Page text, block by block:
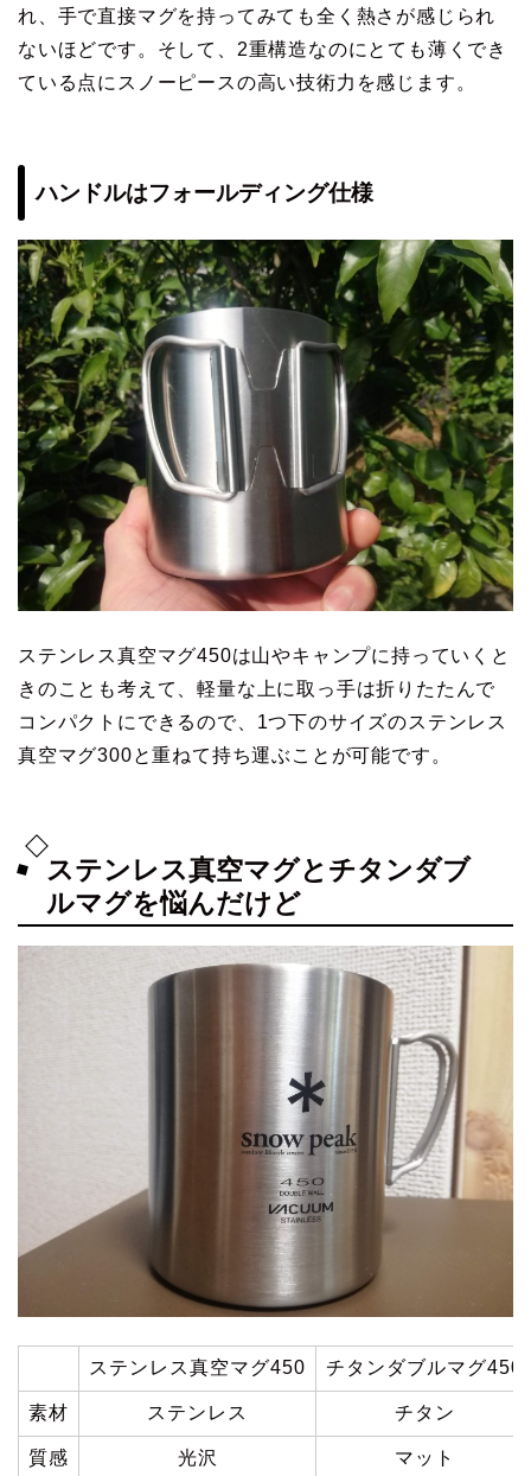
れ、手で直接マグを持ってみても全く熱さが感じられ
ないほどです。そして、2重構造なのにとても薄くでき
ている点にスノーピースの高い技術力を感じます。
ハンドルはフォールディング仕様
ステンレス真空マグ450は山やキャンプに持っていくと
きのことも考えて、軽量な上に取っ手は折りたたんで
コンパクトにできるので、1つ下のサイズのステンレス
真空マグ300と重ねて持ち運ぶことが可能です。
ステンレス真空マグとチタンダブ
ルマグを悩んだけど
ステンレス真空マグ450 チタンダブルマグ450
素材 ステンレス チタン
質感 光沢 マット